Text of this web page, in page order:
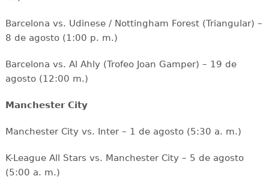
Barcelona vs. Udinese / Nottingham Forest (Triangular) –
8 de agosto (1:00 p. m.)
Barcelona vs. Al Ahly (Trofeo Joan Gamper) – 19 de
agosto (12:00 m.)
Manchester City
Manchester City vs. Inter – 1 de agosto (5:30 a. m.)
K-League All Stars vs. Manchester City – 5 de agosto
(5:00 a. m.)